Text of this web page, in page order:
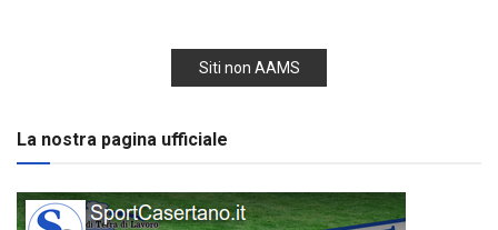
Siti non AAMS
La nostra pagina ufficiale